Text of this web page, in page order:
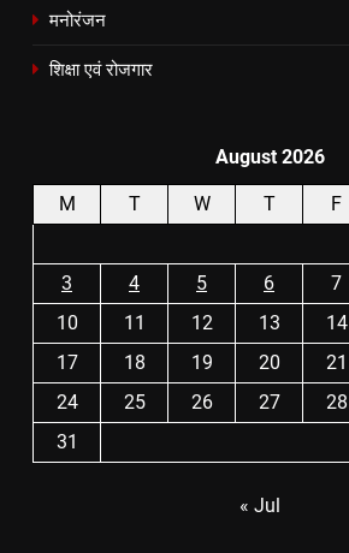
मनोरंजन
शिक्षा एवं रोजगार
August 2026
M T W T F
3
4 5 6 7
10
11 12 13 14
17
18 19 20 21
24
25 26 27 28
31
« Jul